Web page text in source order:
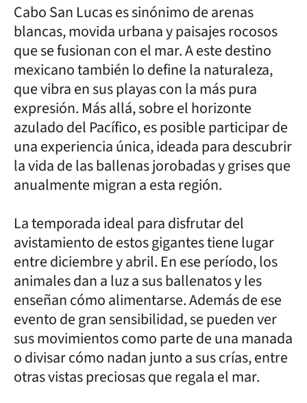
Cabo San Lucas es sinónimo de arenas
blancas, movida urbana y paisajes rocosos
que se fusionan con el mar. A este destino
mexicano también lo define la naturaleza,
que vibra en sus playas con la más pura
expresión. Más allá, sobre el horizonte
azulado del Pacífico, es posible participar de
una experiencia única, ideada para descubrir
la vida de las ballenas jorobadas y grises que
anualmente migran a esta región.
La temporada ideal para disfrutar del
avistamiento de estos gigantes tiene lugar
entre diciembre y abril. En ese período, los
animales dan a luz a sus ballenatos y les
enseñan cómo alimentarse. Además de ese
evento de gran sensibilidad, se pueden ver
sus movimientos como parte de una manada
o divisar cómo nadan junto a sus crías, entre
otras vistas preciosas que regala el mar.